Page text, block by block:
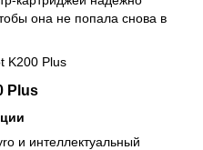
она не попала снова в
Plus
и интеллектуальный